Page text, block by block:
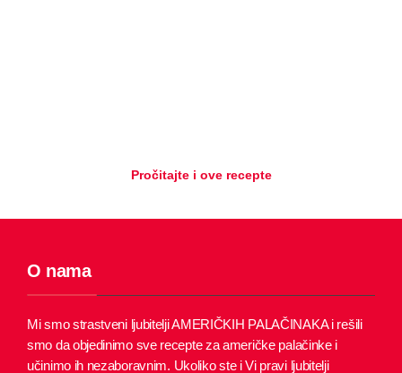
Pročitajte i ove recepte
O nama
Mi smo strastveni ljubitelji AMERIČKIH PALAČINAKA i rešili
smo da objedinimo sve recepte za američke palačinke i
učinimo ih nezaboravnim. Ukoliko ste i Vi pravi ljubitelji